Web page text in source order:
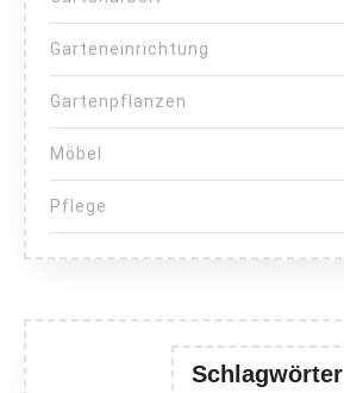
Garteneinrichtung
Gartenpflanzen
Möbel
Pflege
Schlagwörter